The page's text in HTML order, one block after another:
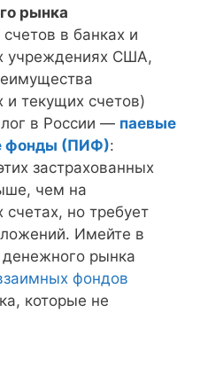
рынка
в банках и
учреждениях США,
и текущих счетов)
в России — паевые
фонды (ПИФ):
застрахованных
чем на
счетах, но требует
Имейте в
денежного рынка
фондов
которые не